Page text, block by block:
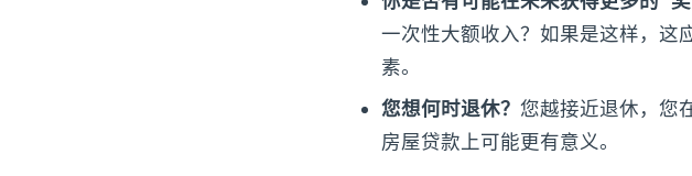
一次性大额收入？如果是这样，这
素。
您想何时退休？ 您越接近退休，您
房屋贷款上可能更有意义。